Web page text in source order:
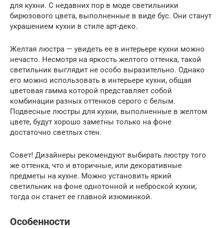
для кухни. С недавних пор в моде светильники
бирюзового цвета, выполненные в виде бус. Они станут
украшением кухни в стиле арт-деко.
Желтая люстра — увидеть ее в интерьере кухни можно
нечасто. Несмотря на яркость желтого оттенка, такой
светильник выглядит не особо выразительно. Однако
его можно использовать в интерьере кухни, общая
цветовая гамма которой представляет собой
комбинации разных оттенков серого с белым.
Подвесные люстры для кухни, выполненные в желтом
цвете, будут хорошо заметны только на фоне
достаточно светлых стен.
Совет! Дизайнеры рекомендуют выбирать люстру того
же оттенка, что и вторичные, или декоративные
предметы на кухне. Можно установить яркий
светильник на фоне однотонной и неброской кухни,
тогда он станет ее главной изюминкой.
Особенности